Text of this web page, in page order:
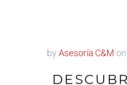
by Asesoría C&M on